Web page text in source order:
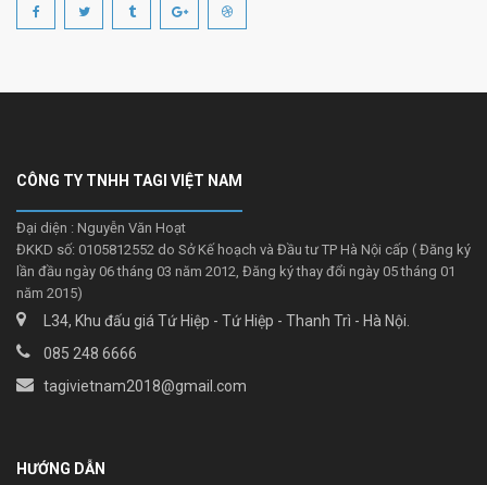
CÔNG TY TNHH TAGI VIỆT NAM
Đại diện : Nguyễn Văn Hoạt
ĐKKD số: 0105812552 do Sở Kế hoạch và Đầu tư TP Hà Nội cấp ( Đăng ký
lần đầu ngày 06 tháng 03 năm 2012, Đăng ký thay đổi ngày 05 tháng 01
năm 2015)
L34, Khu đấu giá Tứ Hiệp - Tứ Hiệp - Thanh Trì - Hà Nội.
085 248 6666
tagivietnam2018@gmail.com
HƯỚNG DẪN